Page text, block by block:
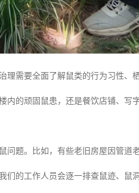
需要全面了解鼠类的行为习性、
的顽固鼠患，还是餐饮店铺、写
问题。比如，有些老旧房屋因管道
们的工作人员会逐一排查鼠迹、鼠